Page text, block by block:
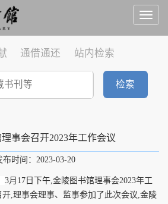
Toggle
通借通还 站内检索
检索
事会召开2023年工作会议
布时间：2023-03-20
3月 17 日下午,金陵图书馆理事会2023年工
,理事会理事、监事参加了此次会议,金陵